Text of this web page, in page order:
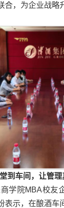
合，为企业战略
到车间，让管理
学院MBA校友
表示，在酿酒车